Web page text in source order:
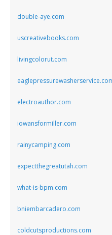
double-aye.com
uscreativebooks.com
livingcolorut.com
electroauthor.com
iowansformiller.com
rainycamping.com
expectthegreatutah.com
what-is-bpm.com
bniembarcadero.com
coldcutsproductions.com